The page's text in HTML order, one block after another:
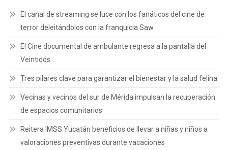
El canal de streaming se luce con los fanáticos del cine de
terror deleitándolos con la franquicia Saw
El Cine documental de ambulante regresa a la pantalla del
Veintidós
Tres pilares clave para garantizar el bienestar y la salud felina
Vecinas y vecinos del sur de Mérida impulsan la recuperación
de espacios comunitarios
Reitera IMSS Yucatán beneficios de llevar a niñas y niños a
valoraciones preventivas durante vacaciones